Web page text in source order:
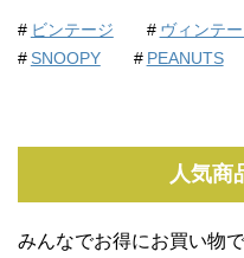
ビンテージ ヴィンテ
SNOOPY
PEANUTS
人気商
みんなでお得にお買い物